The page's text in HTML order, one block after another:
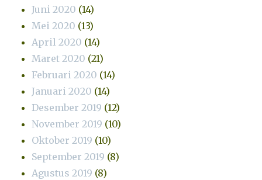
Juni 2020 (14)
Mei 2020 (13)
April 2020 (14)
Maret 2020 (21)
Februari 2020 (14)
Januari 2020 (14)
Desember 2019 (12)
November 2019 (10)
Oktober 2019 (10)
September 2019 (8)
Agustus 2019 (8)